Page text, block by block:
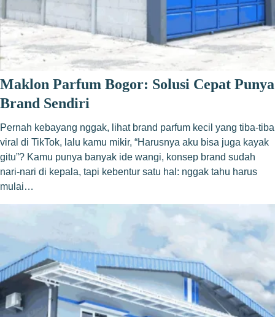
Maklon Parfum Bogor: Solusi Cepat Punya
Brand Sendiri
Pernah kebayang nggak, lihat brand parfum kecil yang tiba-tiba
viral di TikTok, lalu kamu mikir, “Harusnya aku bisa juga kayak
gitu”? Kamu punya banyak ide wangi, konsep brand sudah
nari-nari di kepala, tapi kebentur satu hal: nggak tahu harus
mulai…